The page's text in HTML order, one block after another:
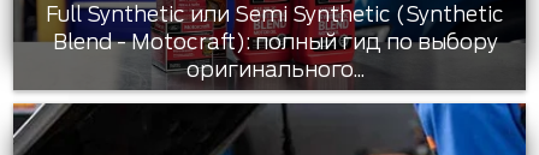
Full Synthetic или Semi Synthetic (Synthetic
Blend - Motocraft): полный гид по выбору
оригинального...